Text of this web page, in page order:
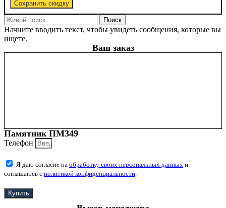
Сохранить скидку
Поиск
Начните вводить текст, чтобы увидеть сообщения, которые вы
ищете.
Ваш заказ
Памятник ПМ349
Телефон
Я даю согласие на обработку своих персональных данных и
соглашаюсь с политикой конфиденциальности
Купить